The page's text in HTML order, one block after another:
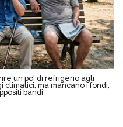
un po' di refrigerio agli
climatici, ma mancano i fondi,
bandi